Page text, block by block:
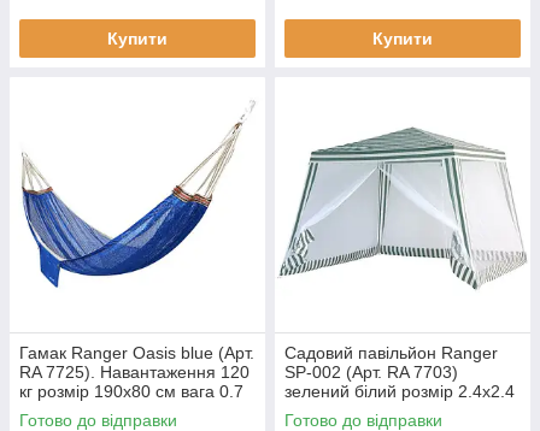
Купити Купити
Гамак Ranger Oasis blue (Арт.
RA 7725). Навантаження 120
кг розмір 190x80 см вага 0.7
кг матеріал хлопок
Готово до відправки
Садовий павільйон Ranger
SP-002 (Арт. RA 7703)
зелений білий розмір 2.4х2.4
м висота 2.5 м вага 7 кг
Готово до відправки